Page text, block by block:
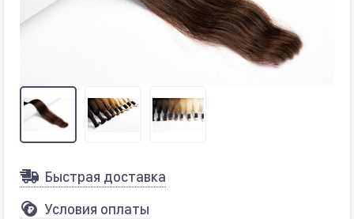
Быстрая доставка
Условия оплаты